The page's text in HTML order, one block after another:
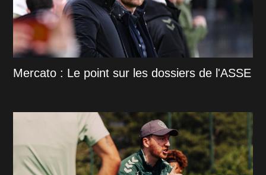
Mercato : Le point sur les dossiers de l'ASSE